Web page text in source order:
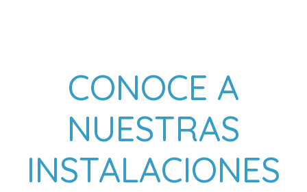
CONOCE A
NUESTRAS
INSTALACIONES